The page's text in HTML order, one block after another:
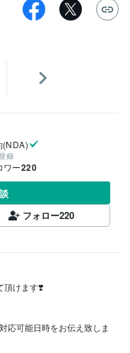
(NDA)
録
ワー220
フォロー220
頂けます❣️
応可能日時をお伝え致しま